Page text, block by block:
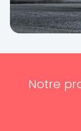
Notre